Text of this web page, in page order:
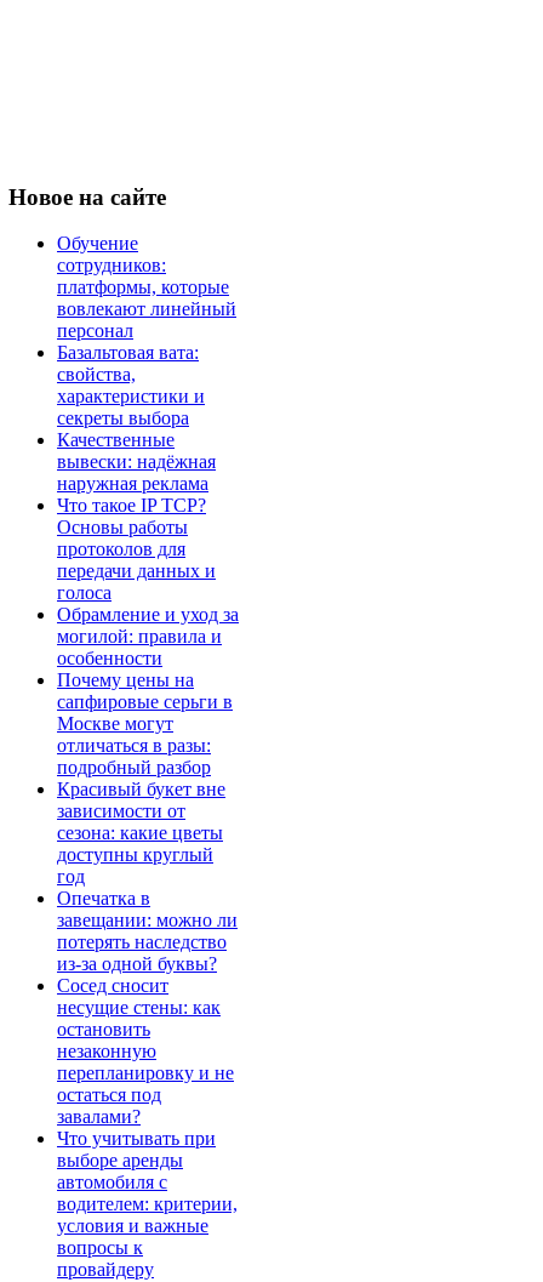
Новое на сайте
Обучение
сотрудников:
платформы, которые
вовлекают линейный
персонал
Базальтовая вата:
свойства,
характеристики и
секреты выбора
Качественные
вывески: надёжная
наружная реклама
Что такое IP TCP?
Основы работы
протоколов для
передачи данных и
голоса
Обрамление и уход за
могилой: правила и
особенности
Почему цены на
сапфировые серьги в
Москве могут
отличаться в разы:
подробный разбор
Красивый букет вне
зависимости от
сезона: какие цветы
доступны круглый
год
Опечатка в
завещании: можно ли
потерять наследство
из-за одной буквы?
Сосед сносит
несущие стены: как
остановить
незаконную
перепланировку и не
остаться под
завалами?
Что учитывать при
выборе аренды
автомобиля с
водителем: критерии,
условия и важные
вопросы к
провайдеру